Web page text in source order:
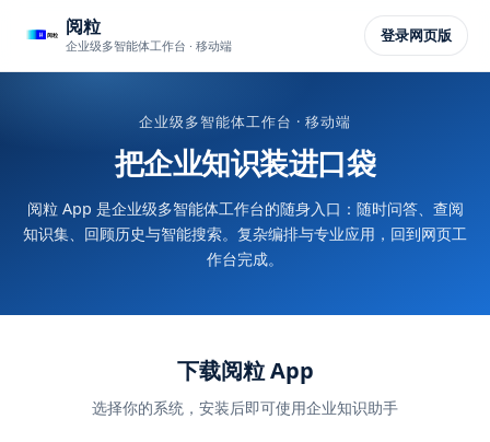
阅粒
企业级多智能体工作台 · 移动端
登录网页版
企业级多智能体工作台 · 移动端
把企业知识装进口袋
阅粒 App 是企业级多智能体工作台的随身入口：随时问答、查阅
知识集、回顾历史与智能搜索。复杂编排与专业应用，回到网页工
作台完成。
下载阅粒 App
选择你的系统，安装后即可使用企业知识助手